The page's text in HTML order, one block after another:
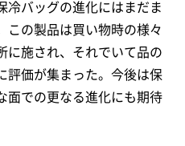
冷バッグの進化にはまだま
この製品は買い物時の様々
に施され、それでいて品の
評価が集まった。今後は保
面での更なる進化にも期待